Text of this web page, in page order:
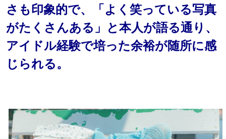
さも印象的で、「よく笑っている写真
がたくさんある」と本人が語る通り、
アイドル経験で培った余裕が随所に感
じられる。